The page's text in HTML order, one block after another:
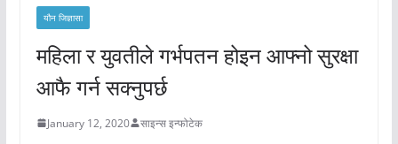
यौन जिज्ञासा
महिला र युवतीले गर्भपतन होइन आफ्नो सुरक्षा
आफै गर्न सक्नुपर्छ
January 12, 2020 साइन्स इन्फोटेक